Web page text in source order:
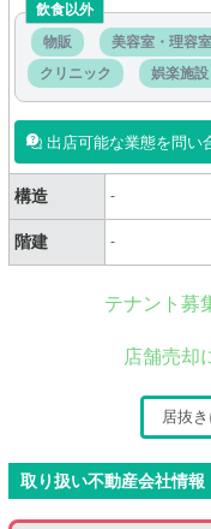
飲食以外
物販
美容室・理容室
クリニック
娯楽施
出店可能な業態を問い
構造 -
階建 -
テナント募
店舗売却
居抜
取り扱い不動産会社情報